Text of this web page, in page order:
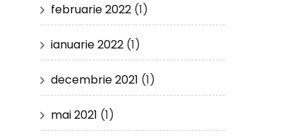
februarie 2022(1)
ianuarie 2022(1)
decembrie 2021 (1)
mai 2021 (1)